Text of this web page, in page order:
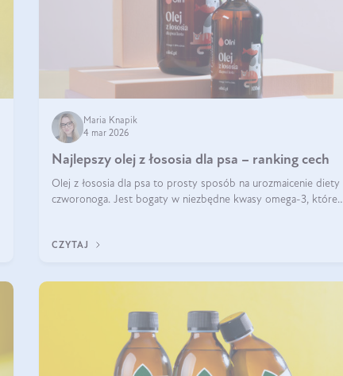
Maria Knapik
4 mar 2026
Najlepszy olej z łososia dla psa – ranking cech
Olej z łososia dla psa to prosty sposób na urozmaicenie diety
czworonoga. Jest bogaty w niezbędne kwasy omega-3, które
uwagę?
CZYTAJ